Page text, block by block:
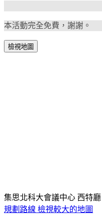
本活動完全免費，謝謝。
檢視地圖
集思北科大會議中心 西特
規劃路線 檢視較大的地圖